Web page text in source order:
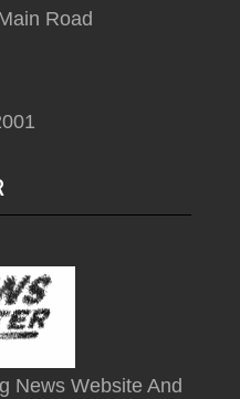
Road
News Website And